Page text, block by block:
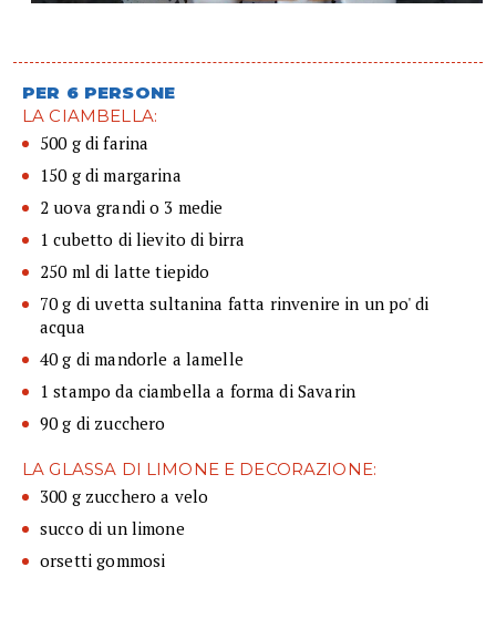
PER 6 PERSONE
LA CIAMBELLA:
500 g di farina
150 g di margarina
2 uova grandi o 3 medie
1 cubetto di lievito di birra
250 ml di latte tiepido
70 g di uvetta sultanina fatta rinvenire in un po' di
acqua
40 g di mandorle a lamelle
1 stampo da ciambella a forma di Savarin
90 g di zucchero
LA GLASSA DI LIMONE E DECORAZIONE:
300 g zucchero a velo
succo di un limone
orsetti gommosi